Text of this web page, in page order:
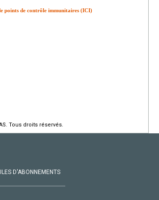
points de contrôle immunitaires (ICI)
Tous droits réservés.
D'ABONNEMENTS